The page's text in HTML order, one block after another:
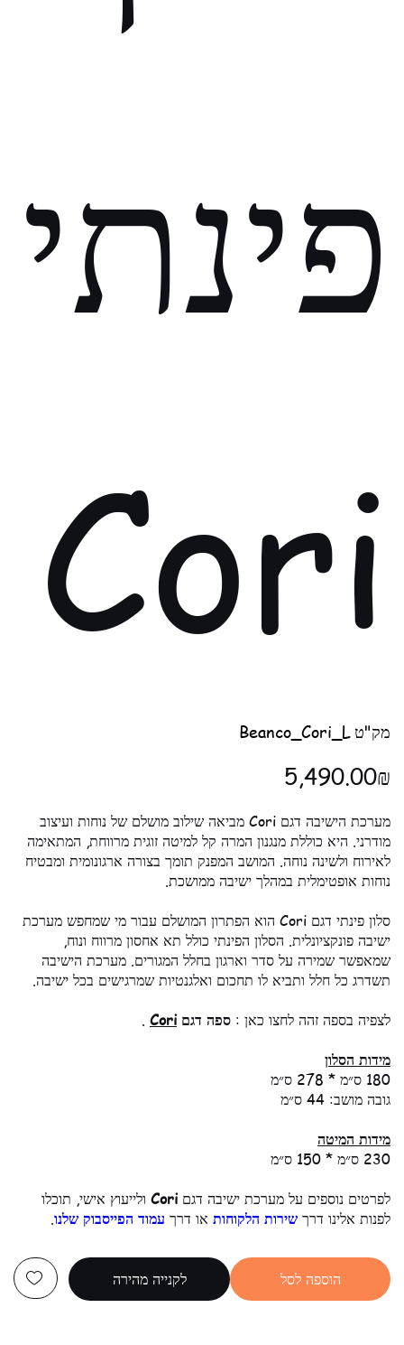
פינתי
Cori
מק"ט
Beanco_Cori_L
Beanco_Cori_L
‏5,490.00 ‏₪
מערכת הישיבה דגם Cori מביאה שילוב מושלם של נוחות ועיצוב
מודרני. היא כוללת מנגנון המרה קל למיטה זוגית מרווחת, המתאימה
לאירוח ולשינה נוחה. המושב המפנק תומך בצורה ארגונומית ומבטיח
נוחות אופטימלית במהלך ישיבה ממושכת.
סלון פינתי דגם Cori הוא הפתרון המושלם עבור מי שמחפש מערכת
ישיבה פונקציונלית. הסלון הפינתי כולל תא אחסון מרווח ונוח,
שמאפשר שמירה על סדר וארגון בחלל המגורים. מערכת הישיבה
תשדרג כל חלל ותביא לו תחכום ואלגנטיות שמרגישים בכל ישיבה.
לצפיה בספה זהה לחצו כאן : ספה דגם Cori
.
מידות הסלון
180 ס״מ * 278 ס״מ
גובה מושב: 44 ס״מ
מידות המיטה
230 ס״מ * 150 ס״מ
לפרטים נוספים על מערכת ישיבה דגם Cori ולייעוץ אישי, תוכלו
לפנות אלינו דרך שירות הלקוחות או דרך עמוד הפייסבוק שלנו.
הוספה לסל לקנייה מהירה